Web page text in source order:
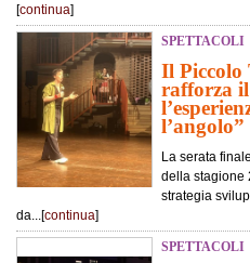
[continua]
SPETTACOLI
Il Piccolo
rafforza il
l’angolo”
La serata
della stagione
strategia
da...[continua]
SPETTACOLI